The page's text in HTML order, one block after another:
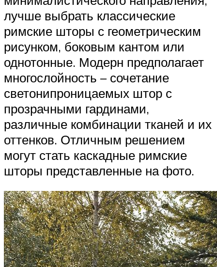
лучше выбрать классические
римские шторы с геометрическим
рисунком, боковым кантом или
однотонные. Модерн предполагает
многослойность – сочетание
светонипроницаемых штор с
прозрачными гардинами,
различные комбинации тканей и их
оттенков. Отличным решением
могут стать каскадные римские
шторы представленные на фото.